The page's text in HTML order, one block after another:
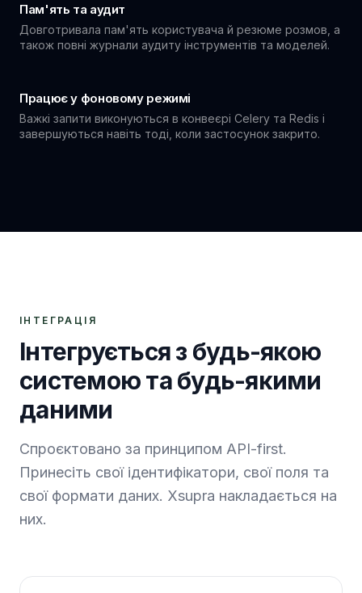
Пам'ять та аудит
Довготривала пам'ять користувача й резюме розмов, а
також повні журнали аудиту інструментів та моделей.
Працює у фоновому режимі
Важкі запити виконуються в конвеєрі Celery та Redis і
завершуються навіть тоді, коли застосунок закрито.
ІНТЕГРАЦІЯ
Інтегрується з будь-якою
системою та будь-якими
даними
Спроєктовано за принципом API-first.
Принесіть свої ідентифікатори, свої поля та
свої формати даних. Xsupra накладається на
них.